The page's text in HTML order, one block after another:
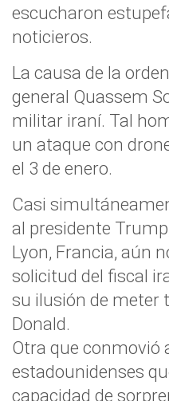
escucharon
noticieros.
La causa de la
general Quassem
militar iraní. Tal
un ataque con
el 3 de enero.
Casi
al presidente
Lyon, Francia, aún
solicitud del fiscal
su ilusión de meter
Donald.
Otra que conmovió
estadounidenses
capacidad de